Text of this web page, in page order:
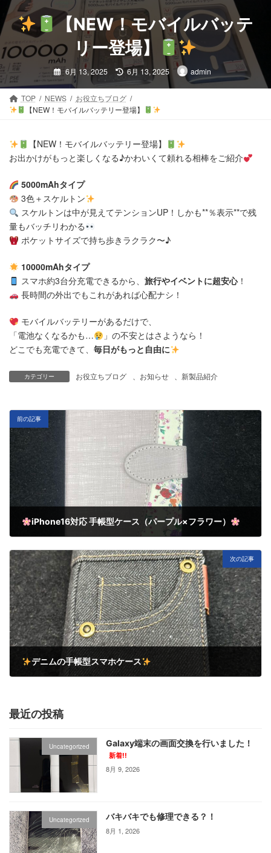
ン
テ
ン
ツ
へ
ス
ビ
ゲ
ー
シ
ョ
ン
【NEW！モバイルバッテ
リー登場】
6月 13, 2025 最
終
更
新
日
時
:
6月 13, 2025 admin
TOP NEWS
お役立ちブログ
【NEW！モバイルバッテリー登場】
【NEW！モバイルバッテリー登場】
お出かけがもっと楽しくなる♪かわいくて頼れる相棒をご紹介
5000mAhタイプ
3色＋スケルトン
スケルトンは中が見えてテンションUP！しかも**％表示**で残
量もバッチリわかる
ポケットサイズで持ち歩きラクラク〜♪
10000mAhタイプ
スマホ約3台分充電できるから、 旅行やイベントに超安心！
長時間の外出でもこれがあれば心配ナシ！
モバイルバッテリーがあるだけで、
「電池なくなるかも…
」の不安とはさようなら！
どこでも充電できて、 毎日がもっと自由に
カテゴリー お役立ちブログ お知らせ 新製品紹介
前の記事
iPhone16対応 手帳型ケース（パープル×フラワー）
次の記事
デニムの手帳型スマホケース
最近の投稿
Uncategorized Galaxy端末の画面交換を行いました！
新着!!
8月 9, 2026
Uncategorized バキバキでも修理できる？！
8月 1, 2026